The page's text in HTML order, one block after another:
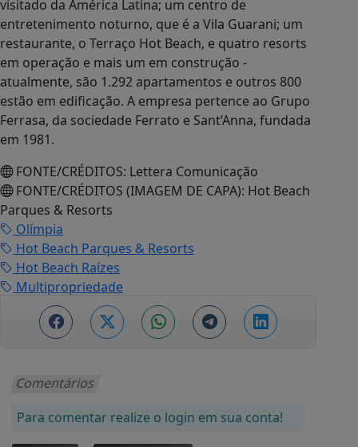
Comentários
Para comentar realize o login em sua conta!
Login Cadastre-se
O autor do comentário é o único responsável pelo
conteúdo publicado, inclusive nas esferas civil e
penal. Este site não se responsabiliza pelas
opiniões de terceiros. Ao comentar, você concorda
com os Termos de Uso e Privacidade.